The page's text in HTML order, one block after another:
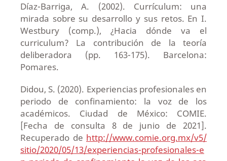
Díaz-Barriga, A. (2002). Currículum: una
mirada sobre su desarrollo y sus retos. En I.
Westbury (comp.), ¿Hacia dónde va el
curriculum? La contribución de la teoría
deliberadora (pp. 163-175). Barcelona:
Pomares.
Didou, S. (2020). Experiencias profesionales en
periodo de confinamiento: la voz de los
académicos. Ciudad de México: COMIE.
[Fecha de consulta 8 de junio de 2021].
Recuperado de http://www.comie.org.mx/v5/
sitio/2020/05/13/experiencias-profesionales-e